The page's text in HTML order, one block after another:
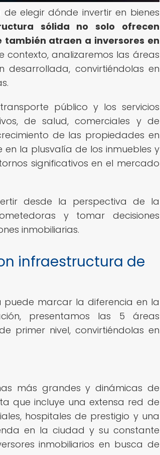
elegir dónde invertir en bienes
sólida no solo ofrecen
atraen a inversores en
contexto, analizaremos las áreas
convirtiéndolas en
público y los servicios
de salud, comerciales y de
de las propiedades en
la plusvalía de los inmuebles y
significativos en el mercado
desde la perspectiva de la
y tomar decisiones
inmobiliarias.
infraestructura de
puede marcar la diferencia en la
presentamos las 5 áreas
primer nivel, convirtiéndolas en
más grandes y dinámicas de
que incluye una extensa red de
hospitales de prestigio y una
en la ciudad y su constante
inmobiliarios en busca de